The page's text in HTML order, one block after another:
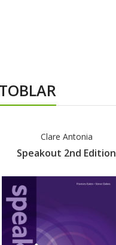
Clare Antonia
Speakout 2nd Edition